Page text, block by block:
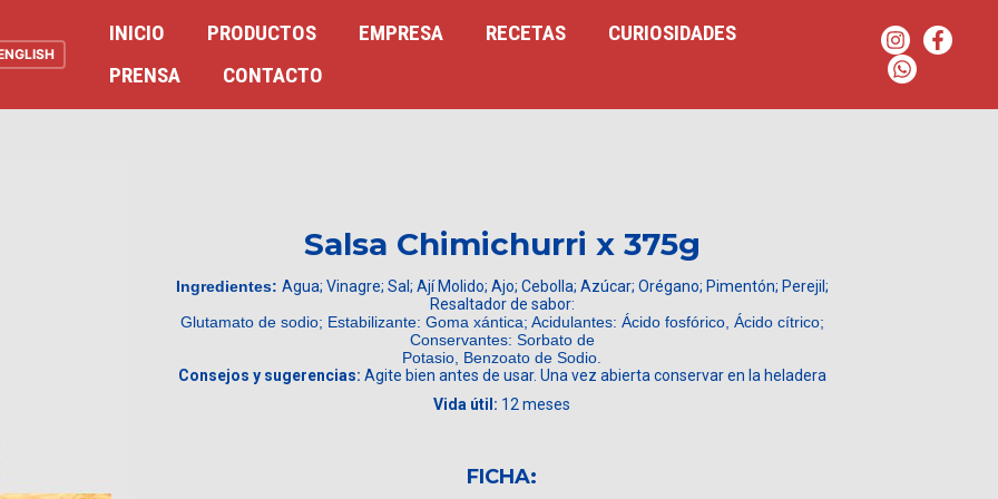
INICIO PRODUCTOS EMPRESA RECETAS
CURIOSIDADES
PRENSA
CONTACTO
Salsa Chimichurri x 375g
Ingredientes: Agua; Vinagre; Sal; Ají Molido; Ajo; Cebolla; Azúcar; Orégano; Pimentón; Perejil;
Resaltador de sabor:
Glutamato de sodio; Estabilizante: Goma xántica; Acidulantes: Ácido fosfórico, Ácido cítrico;
Conservantes: Sorbato de
Potasio, Benzoato de Sodio.
Consejos y sugerencias: Agite bien antes de usar. Una vez abierta conservar en la heladera
Vida útil: 12 meses
FICHA: